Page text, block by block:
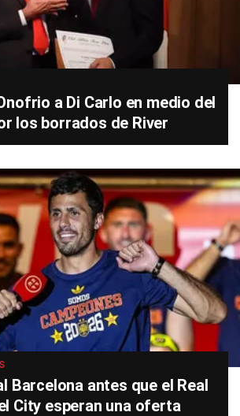
a Di Carlo en medio del
los borrados de River
Barcelona antes que el Real
City esperan una oferta